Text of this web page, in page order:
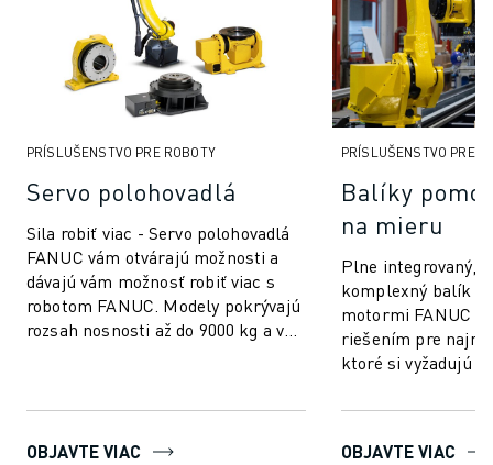
PRÍSLUŠENSTVO PRE ROBOTY
Servo polohovadlá
Sila robiť viac - Servo polohovadlá
FANUC vám otvárajú možnosti a
dávajú vám možnosť robiť viac s
robotom FANUC. Modely pokrývajú
rozsah nosnosti až do 9000 kg a v
OBJAVTE VIAC
PRÍSLUŠENSTVO PRE
Balíky
na mieru
Plne integrovaný,
komplexný balík
motormi FANUC
riešením pre
ktoré si vyžadujú
OBJAVTE VIAC